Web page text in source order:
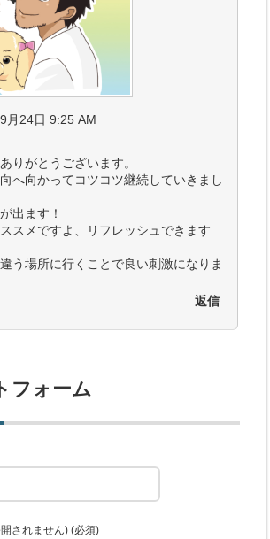
月24日 9:25 AM
りがとうございます。
へ向かってコツコツ継続していきまし
出ます！
スメですよ、リフレッシュできます
う場所に行くことで良い刺激になりま
返信
フォーム
されません) (必須)